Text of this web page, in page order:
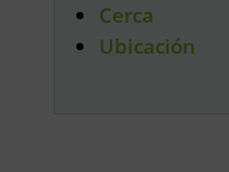
Cerca
Ubicación